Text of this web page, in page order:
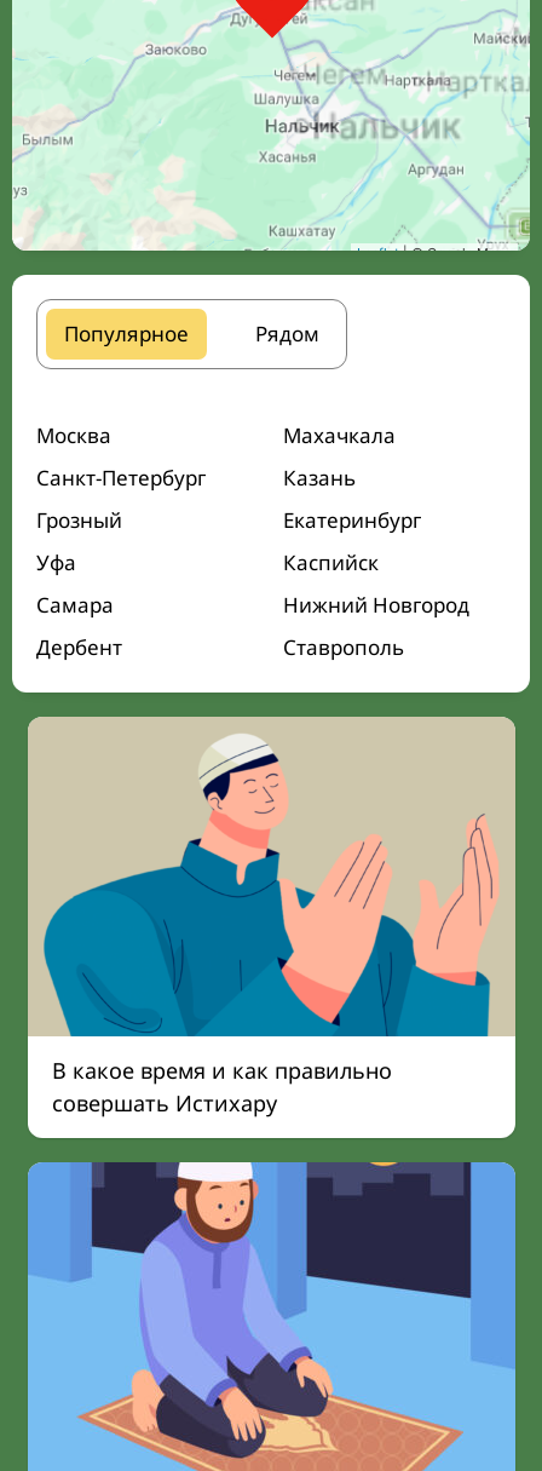
Leaflet| © Google Maps
Популярное Рядом
Москва
Махачкала
Санкт-Петербург
Казань
Грозный
Екатеринбург
Уфа
Каспийск
Самара
Нижний Новгород
Дербент
Ставрополь
В какое время и как правильно
совершать Истихару